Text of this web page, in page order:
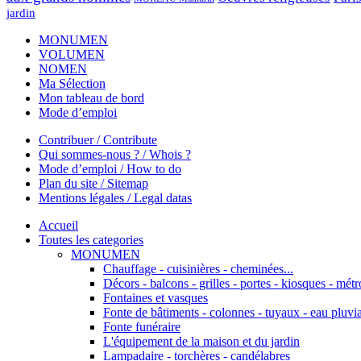
jardin
MONUMEN
VOLUMEN
NOMEN
Ma Sélection
Mon tableau de bord
Mode d’emploi
Contribuer / Contribute
Qui sommes-nous ? / Whois ?
Mode d’emploi / How to do
Plan du site / Sitemap
Mentions légales / Legal datas
Accueil
Toutes les categories
MONUMEN
Chauffage - cuisinières - cheminées...
Décors - balcons - grilles - portes - kiosques -
Fontaines et vasques
Fonte de bâtiments - colonnes - tuyaux - eau
Fonte funéraire
L'équipement de la maison et du jardin
Lampadaire - torchères - candélabres